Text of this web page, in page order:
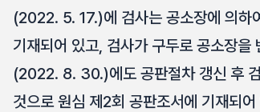
(2022. 5. 17.)에 검사는 공소장에 의하
기재되어 있고, 검사가 구두로 공소장
(2022. 8. 30.)에도 공판절차 갱신 후
것으로 원심 제2회 공판조서에 기재되